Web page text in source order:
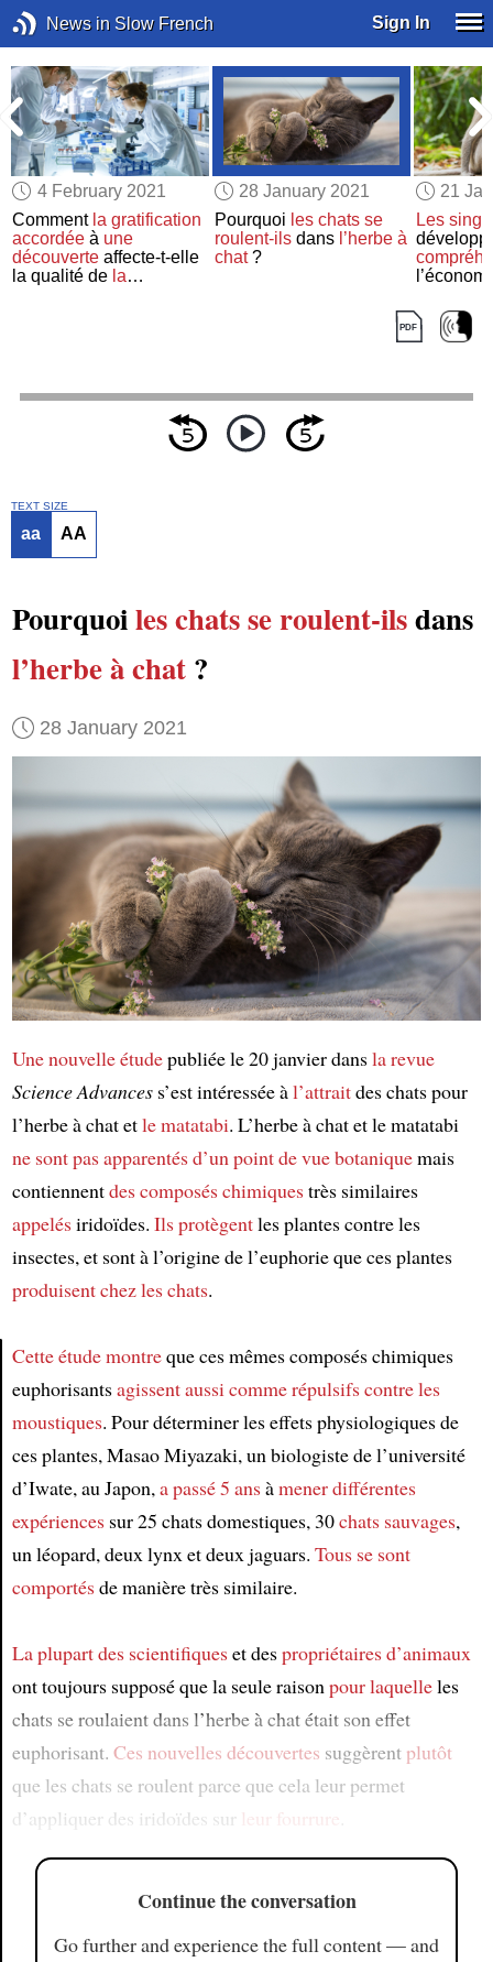
News in Slow French Sign In
4 February 2021
Comment la gratification
accordée à une
découverte affecte-t-elle
la qualité de la
28 January 2021
Pourquoi les chats se
roulent-ilsdans l’herbe à
chat?
21
Les
Article
TEXT SIZE
aa AA
Pourquoiles chatsse roulent-ilsdans
l’herbe à chat?
28 January 2021
Une nouvelle étudepubliée le 20 janvier dansla revue
Science Advancess’est intéressée àl’attraitdes chats pour
l’herbe à chat etle matatabi. L’herbe à chat et le matatabi
ne sont pas apparentésd’un point de vue botaniquemais
contiennentdes composés chimiquestrès similaires
appelésiridoïdes. Ils protègentles plantes contre les
insectes, et sont à l’origine de l’euphorie que ces plantes
produisentchez les chats.
Cette étudemontreque ces mêmes composés chimiques
euphorisantsagissent aussi commerépulsifs contre les
moustiques. Pour déterminer les effets physiologiques de
ces plantes, Masao Miyazaki, un biologiste de l’université
d’Iwate, au Japon, a passé 5 ansàmener différentes
expériencessur 25 chats domestiques, 30chats sauvages,
un léopard, deux lynx et deux jaguars. Tous se sont
comportésde manière très similaire.
La plupart des scientifiqueset despropriétaires d’animaux
ont toujours supposé que la seule raison pour laquelleles
chats se roulaient dans l’herbe à chat était son effet
euphorisant. Ces nouvelles découvertes suggèrent plutôt
que les chats se roulent parce que cela leur permet
d’appliquer des iridoïdes sur leur fourrure
Continue the conversation
Go further and experience the full content — and